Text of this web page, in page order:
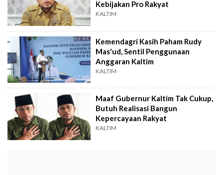
Kebijakan Pro Rakyat
KALTIM
Kemendagri Kasih Paham Rudy
Mas'ud, Sentil Penggunaan
Anggaran Kaltim
KALTIM
Maaf Gubernur Kaltim Tak Cukup,
Butuh Realisasi Bangun
Kepercayaan Rakyat
KALTIM